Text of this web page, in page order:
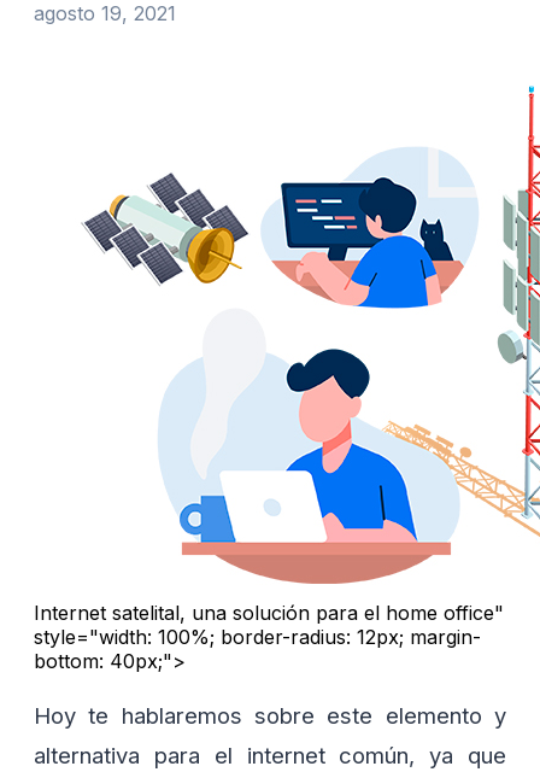
agosto 19, 2021
Internet satelital, una solución para el home office"
style="width: 100%; border-radius: 12px; margin-
bottom: 40px;">
Hoy te hablaremos sobre este elemento y
alternativa para el internet común, ya que